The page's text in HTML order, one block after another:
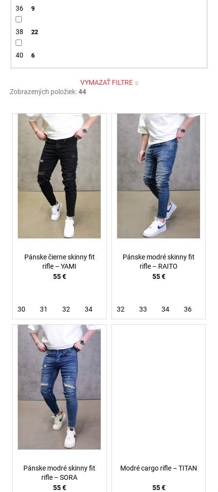
36 9
38 22
40 6
VYMAZAŤ FILTRE
Zobrazených položiek:44
V
Pánske čierne skinny fit
rifle – YAMI
55 €
30 31 32 34
Pánske modré skinny fit
rifle – RAITO
55 €
32 33 34 36
Pánske modré skinny fit
rifle – SORA
55 €
Modré cargo rifle – TITAN
55 €